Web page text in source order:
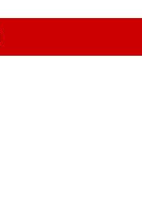
Tuottajankatu 13